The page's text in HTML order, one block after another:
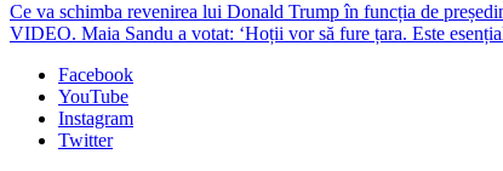
Ce va schimba revenirea lui Donald Trump în funcția de
VIDEO. Maia Sandu a votat: ‘Hoții vor să fure țara. Este
Facebook
YouTube
Instagram
Twitter